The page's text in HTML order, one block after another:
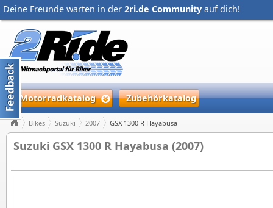
Deine Freunde warten in der 2ri.de Community auf dich!
Motorradkatalog Zubehörkatalog
Bikes Suzuki 2007 GSX 1300 R Hayabusa
Suzuki GSX 1300 R Hayabusa (2007)